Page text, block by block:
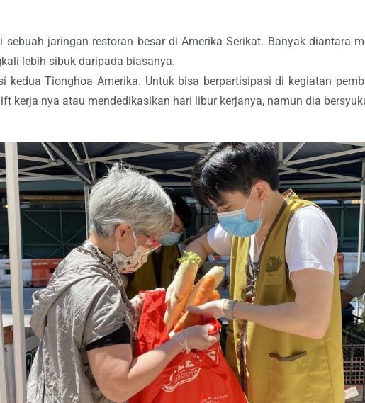
sebuah jaringan restoran besar di Amerika Serikat. Banyak diantara
lebih sibuk daripada biasanya.
kedua Tionghoa Amerika. Untuk bisa berpartisipasi di kegiatan
kerja nya atau mendedikasikan hari libur kerjanya, namun dia